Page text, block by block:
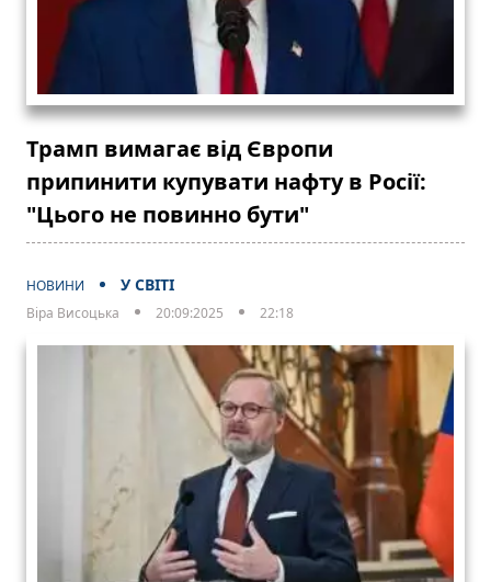
Трамп вимагає від Європи
припинити купувати нафту в Росії:
"Цього не повинно бути"
НОВИНИ У СВІТІ
Віра Висоцька 20:09:2025 22:18